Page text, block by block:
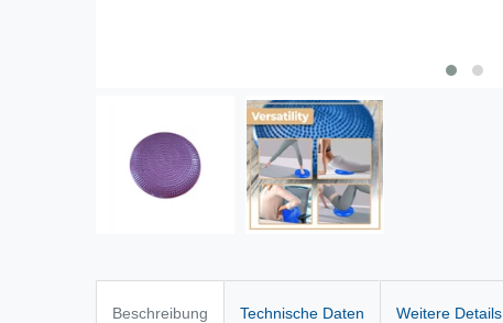
Beschreibung Technische Daten Weitere Details